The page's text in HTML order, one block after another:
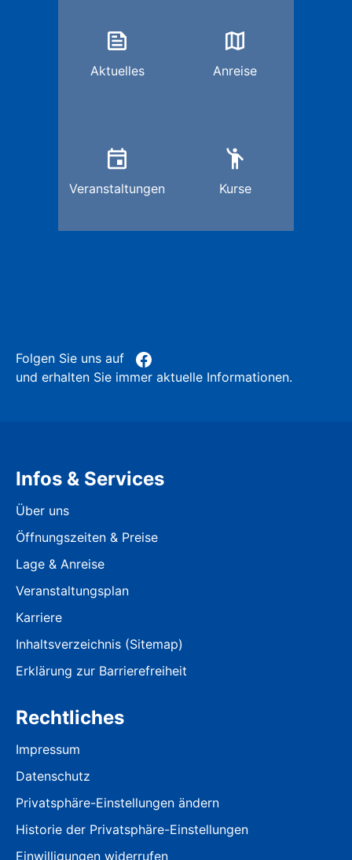
feed
Aktuelles
map
Anreise
event
Veranstaltungen
emoji_people
Kurse
Folgen Sie uns auf
und erhalten Sie immer aktuelle Informationen.
Infos & Services
Über uns
Öffnungszeiten & Preise
Lage & Anreise
Veranstaltungsplan
Karriere
Inhaltsverzeichnis (Sitemap)
Erklärung zur Barrierefreiheit
Rechtliches
Impressum
Datenschutz
Privatsphäre-Einstellungen ändern
Historie der Privatsphäre-Einstellungen
Einwilligungen widerrufen